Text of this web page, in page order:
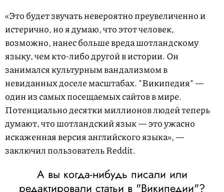
«Это будет звучать невероятно преувеличенно и
истерично, но я думаю, что этот человек,
возможно, нанес больше вреда шотландскому
языку, чем кто-либо другой в истории. Он
занимался культурным вандализмом в
невиданных доселе масштабах. "Википедия" —
один из самых посещаемых сайтов в мире.
Потенциально десятки миллионов людей теперь
думают, что шотландский язык — это ужасно
искаженная версия английского языка», —
заключил пользователь Reddit.
А вы когда-нибудь писали или
редактировали статьи в "Википедии"?